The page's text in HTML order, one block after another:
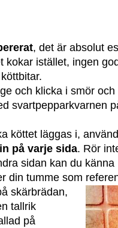
, det är absolut
kokar istället, ingen
och klicka i smör
svartpepparkvarnen
köttet läggas i,
på varje sida. Rör
sidan kan du
din tumme som
skärbrädan,
tallrik
på